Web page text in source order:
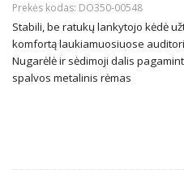
Prekės kodas: DO350-00548
Stabili, be ratukų lankytojo kėdė
komfortą laukiamuosiuose
Nugarėlė ir sėdimoji dalis
spalvos metalinis rėmas